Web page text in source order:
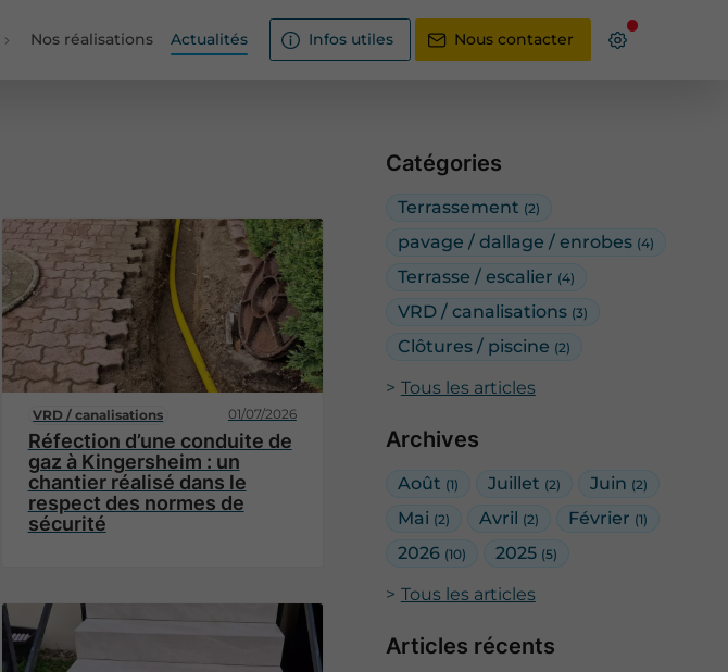
Nos réalisations Actualités Infos utiles Nous contacter
Catégories
Terrassement (2)
pavage / dallage / enrobes (4)
Terrasse / escalier (4)
VRD / canalisations (3)
Clôtures / piscine (2)
Tous les articles
Archives
Août (1) Juillet (2) Juin (2)
Mai (2) Avril (2) Février (1)
2026 (10) 2025 (5)
Tous les articles
Articles récents
VRD / canalisations 01/07/2026
Réfection d’une conduite de
gaz à Kingersheim : un
chantier réalisé dans le
respect des normes de
sécurité